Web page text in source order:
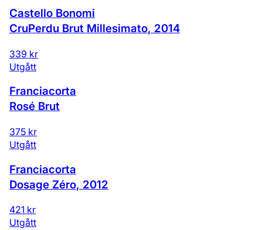
Castello Bonomi
CruPerdu Brut Millesimato, 2014
339 kr
Utgått
Franciacorta
Rosé Brut
375 kr
Utgått
Franciacorta
Dosage Zéro, 2012
421 kr
Utgått